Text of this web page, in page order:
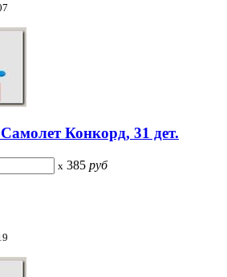
Конкорд, 31 дет.
x 385 руб